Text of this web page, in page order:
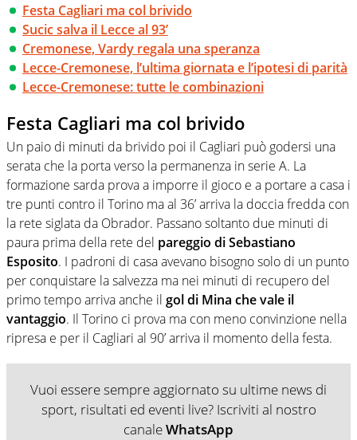
Festa Cagliari ma col brivido
Sucic salva il Lecce al 93’
Cremonese, Vardy regala una speranza
Lecce-Cremonese, l’ultima giornata e l’ipotesi di parità
Lecce-Cremonese: tutte le combinazioni
Festa Cagliari ma col brivido
Un paio di minuti da brivido poi il Cagliari può godersi una
serata che la porta verso la permanenza in serie A. La
formazione sarda prova a imporre il gioco e a portare a casa i
tre punti contro il Torino ma al 36’ arriva la doccia fredda con
la rete siglata da Obrador. Passano soltanto due minuti di
paura prima della rete del pareggio di Sebastiano
Esposito. I padroni di casa avevano bisogno solo di un punto
per conquistare la salvezza ma nei minuti di recupero del
primo tempo arriva anche il gol di Mina che vale il
vantaggio. Il Torino ci prova ma con meno convinzione nella
ripresa e per il Cagliari al 90’ arriva il momento della festa.
Vuoi essere sempre aggiornato su ultime news di
sport, risultati ed eventi live? Iscriviti al nostro
canaleWhatsApp